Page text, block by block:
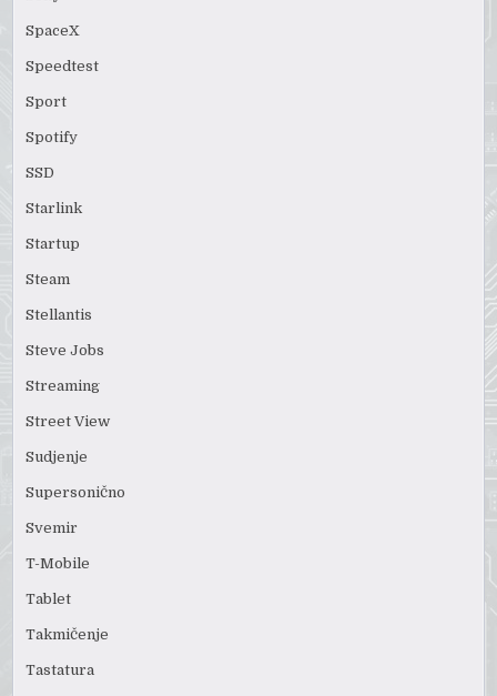
SpaceX
Speedtest
Sport
Spotify
SSD
Starlink
Startup
Steam
Stellantis
Steve Jobs
Streaming
Street View
Sudjenje
Supersonično
Svemir
T-Mobile
Tablet
Takmičenje
Tastatura